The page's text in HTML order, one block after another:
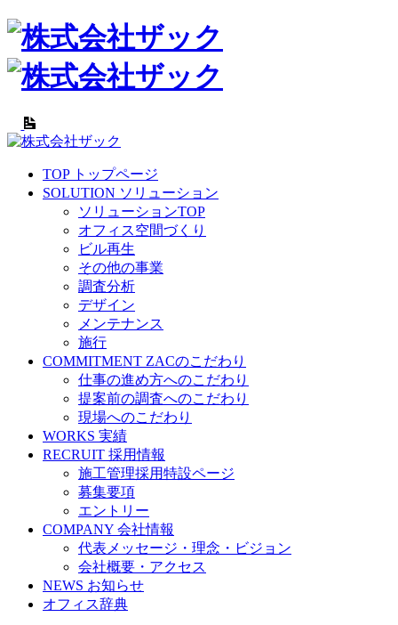
TOP トップページ
SOLUTION ソリューション
ソリューションTOP
オフィス空間づくり
ビル再生
その他の事業
調査分析
デザイン
メンテナンス
施行
COMMITMENT ZACのこだわり
仕事の進め方へのこだわり
提案前の調査へのこだわり
現場へのこだわり
WORKS 実績
RECRUIT 採用情報
施工管理採用特設ページ
募集要項
エントリー
COMPANY 会社情報
代表メッセージ・理念・ビジョン
会社概要・アクセス
NEWS お知らせ
オフィス辞典